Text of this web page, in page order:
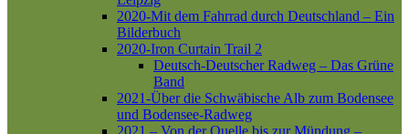
2020-Mit dem Fahrrad durch Deutschland – Ein
Bilderbuch
2020-Iron Curtain Trail 2
Deutsch-Deutscher Radweg – Das Grüne
Band
2021-Über die Schwäbische Alb zum Bodensee
und Bodensee-Radweg
2021 – Von der Quelle bis zur Mündung –